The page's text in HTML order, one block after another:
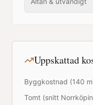
Uppskattad
Byggkostnad (140
Tomt (snitt